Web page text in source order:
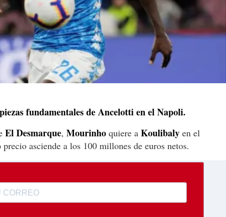
fundamentales de Ancelotti en el Napoli.
El Desmarque, Mourinho quiere a Koulibaly en el
asciende a los 100 millones de euros netos.